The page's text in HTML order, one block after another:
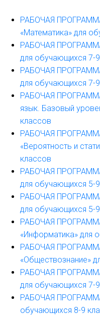
РАБОЧАЯ
«Математика» для
РАБОЧАЯ ПРОГРАММА
для обучающихся 7-
РАБОЧАЯ ПРОГРАММА
для обучающихся 7-
РАБОЧАЯ ПРОГРАММА
язык. Базовый
классов
РАБОЧАЯ
«Вероятность и
классов
РАБОЧАЯ ПРОГРАММА
для обучающихся 5-
РАБОЧАЯ ПРОГРАММА
для обучающихся 5-
РАБОЧАЯ
«Информатика» для
РАБОЧАЯ
«Обществознание»
РАБОЧАЯ
для обучающихся 7-
РАБОЧАЯ ПРОГРАММА
обучающихся 8-9